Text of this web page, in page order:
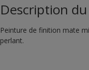
Description
Peinture de finition mate
perlant.